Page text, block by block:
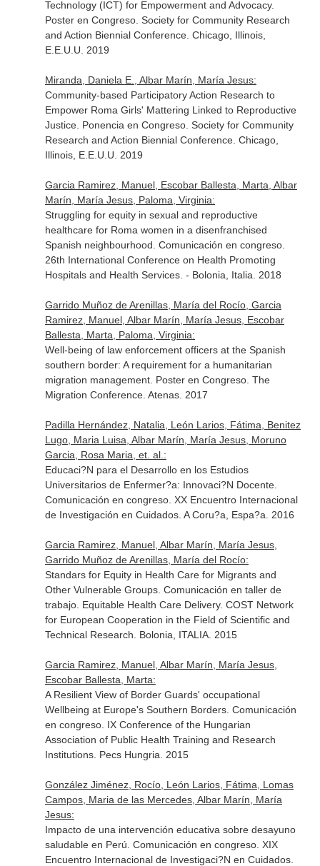
Technology (ICT) for Empowerment and Advocacy.
Poster en Congreso. Society for Community Research
and Action Biennial Conference. Chicago, Illinois,
E.E.U.U. 2019
Miranda, Daniela E., Albar Marín, María Jesus:
Community-based Participatory Action Research to
Empower Roma Girls' Mattering Linked to Reproductive
Justice. Ponencia en Congreso. Society for Community
Research and Action Biennial Conference. Chicago,
Illinois, E.E.U.U. 2019
Garcia Ramirez, Manuel, Escobar Ballesta, Marta, Albar
Marín, María Jesus, Paloma, Virginia:
Struggling for equity in sexual and reproductive
healthcare for Roma women in a disenfranchised
Spanish neighbourhood. Comunicación en congreso.
26th International Conference on Health Promoting
Hospitals and Health Services. - Bolonia, Italia. 2018
Garrido Muñoz de Arenillas, María del Rocío, Garcia
Ramirez, Manuel, Albar Marín, María Jesus, Escobar
Ballesta, Marta, Paloma, Virginia:
Well-being of law enforcement officers at the Spanish
southern border: A requirement for a humanitarian
migration management. Poster en Congreso. The
Migration Conference. Atenas. 2017
Padilla Hernández, Natalia, León Larios, Fátima, Benitez
Lugo, Maria Luisa, Albar Marín, María Jesus, Moruno
Garcia, Rosa Maria, et. al.:
Educaci?N para el Desarrollo en los Estudios
Universitarios de Enfermer?a: Innovaci?N Docente.
Comunicación en congreso. XX Encuentro Internacional
de Investigación en Cuidados. A Coru?a, Espa?a. 2016
Garcia Ramirez, Manuel, Albar Marín, María Jesus,
Garrido Muñoz de Arenillas, María del Rocío:
Standars for Equity in Health Care for Migrants and
Other Vulnerable Groups. Comunicación en taller de
trabajo. Equitable Health Care Delivery. COST Network
for European Cooperation in the Field of Scientific and
Technical Research. Bolonia, ITALIA. 2015
Garcia Ramirez, Manuel, Albar Marín, María Jesus,
Escobar Ballesta, Marta:
A Resilient View of Border Guards' occupational
Wellbeing at Europe's Southern Borders. Comunicación
en congreso. IX Conference of the Hungarian
Association of Public Health Training and Research
Institutions. Pecs Hungria. 2015
González Jiménez, Rocío, León Larios, Fátima, Lomas
Campos, Maria de las Mercedes, Albar Marín, María
Jesus:
Impacto de una intervención educativa sobre desayuno
saludable en Perú. Comunicación en congreso. XIX
Encuentro Internacional de Investigaci?N en Cuidados.